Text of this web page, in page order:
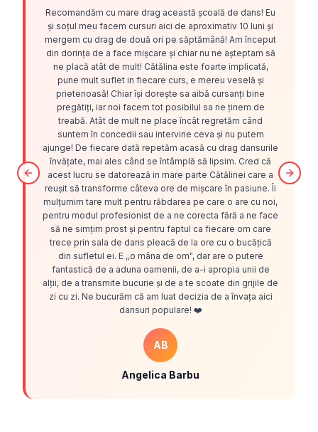
Recomandăm cu mare drag această școală de dans! Eu
și soțul meu facem cursuri aici de aproximativ 10 luni și
mergem cu drag de două ori pe săptămână! Am început
din dorința de a face mișcare și chiar nu ne așteptam să
ne placă atât de mult! Cătălina este foarte implicată,
pune mult suflet in fiecare curs, e mereu veselă și
prietenoasă! Chiar își dorește sa aibă cursanți bine
pregătiți, iar noi facem tot posibilul sa ne ținem de
treabă. Atât de mult ne place încât regretăm când
suntem în concedii sau intervine ceva și nu putem
ajunge! De fiecare dată repetăm acasă cu drag dansurile
învățate, mai ales când se întâmplă să lipsim. Cred că
acest lucru se datorează in mare parte Cătălinei care a
reușit să transforme câteva ore de mișcare în pasiune. Îi
mulțumim tare mult pentru răbdarea pe care o are cu noi,
pentru modul profesionist de a ne corecta fără a ne face
să ne simțim prost și pentru faptul ca fiecare om care
trece prin sala de dans pleacă de la ore cu o bucățică
din sufletul ei. E ,,o mâna de om", dar are o putere
fantastică de a aduna oamenii, de a-i apropia unii de
alții, de a transmite bucurie și de a te scoate din grijile de
zi cu zi. Ne bucurăm că am luat decizia de a învața aici
dansuri populare! ❤️
AB
Angelica Barbu
Previous slide Next